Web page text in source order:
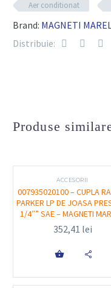
calitate
frigorifici și
Standardizare:
elastice și
O-ringurile sunt
din sistemele auto
pneumatice. Ele
protejează
Aer conditionat
Brand: MAGNETI
Distribuie:
Produse
ACCESORII
007935020100 – CUPLA
PARKER LP DE JOASA
1/4″” SAE – MAGNETI
352,41 lei
